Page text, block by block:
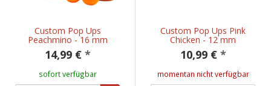
Custom Pop Ups
Peachmino - 16 mm
14,99 € *
sofort verfügbar
Custom Pop Ups Pink
Chicken - 12 mm
10,99 € *
momentan nicht verfügbar